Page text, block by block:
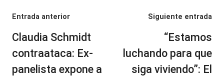
Navegación
de
entradas
Entrada anterior
Claudia Schmidt
contraataca: Ex-
panelista expone a
Siguiente entrada
“Estamos
luchando para que
siga viviendo”: El